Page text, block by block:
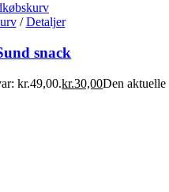
/ Detaljer
snack
kr.49,00.kr.30,00Den aktuelle